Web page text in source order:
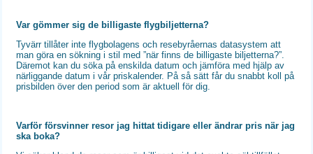
Var gömmer sig de billigaste flygbiljetterna?
Tyvärr tillåter inte flygbolagens och resebyråernas datasystem att
man göra en sökning i stil med ”när finns de billigaste biljetterna?”.
Däremot kan du söka på enskilda datum och jämföra med hjälp av
närliggande datum i vår priskalender. På så sätt får du snabbt koll på
prisbilden över den period som är aktuell för dig.
Varför försvinner resor jag hittat tidigare eller ändrar pris när jag
ska boka?